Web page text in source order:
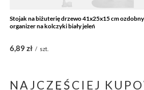
Stojak na biżuterię drzewo 41x25x15 cm ozdobny
organizer na kolczyki biały jeleń
6,89 zł / szt.
NAJCZĘŚCIEJ